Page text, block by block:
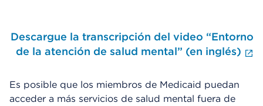
Descargue la transcripción del video “Entorno
de la atención de salud mental” (en inglés)
Es posible que los miembros de Medicaid puedan
acceder a más servicios de salud mental fuera de